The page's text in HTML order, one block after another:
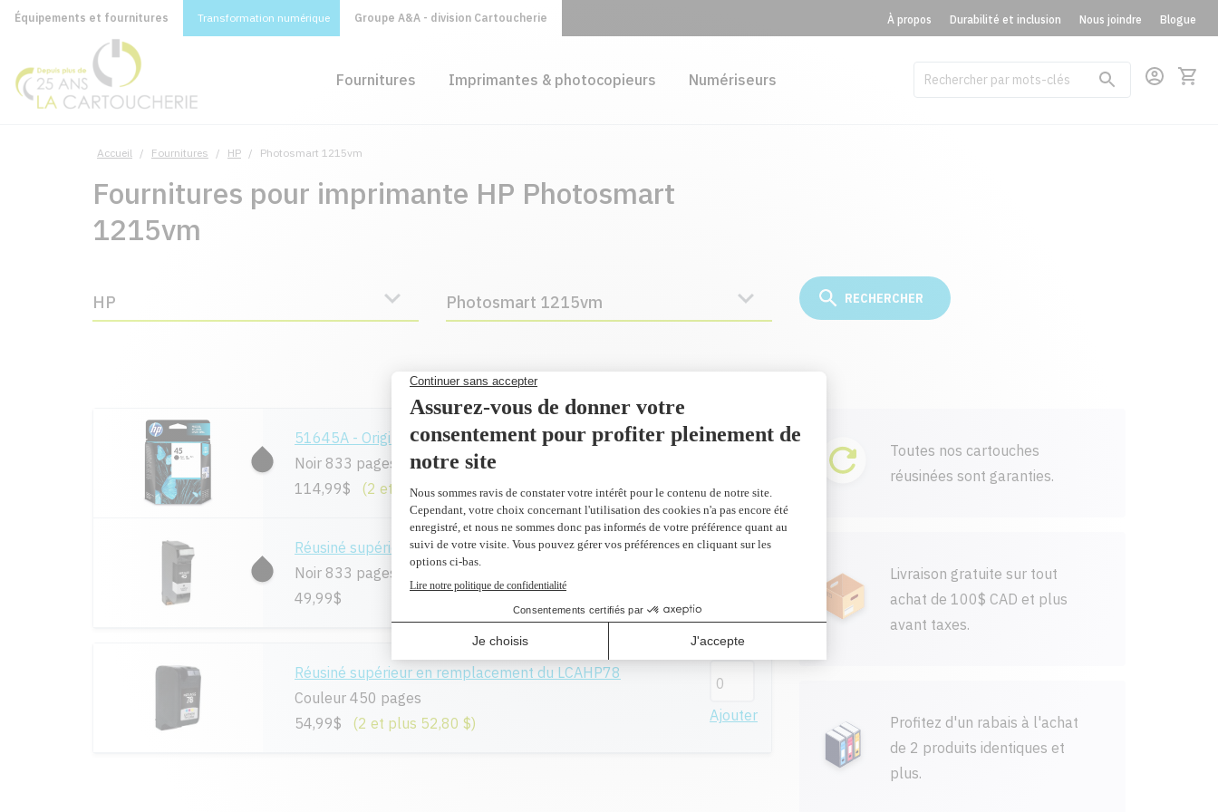
Équipements et fournitures Transformation numérique Groupe A&A - division Cartoucherie À propos Durabilité et inclusion Nous joindre Blogue
Fournitures Imprimantes & photocopieurs Numériseurs
Accueil / Fournitures / HP / Photosmart 1215vm
Fournitures pour imprimante HP Photosmart
1215vm
HP Photosmart 1215vm
51645A - Original
Noir 833 pages
114,99$
(2 et plus 110,20 $)
Réusiné supérieur en remplacement du 51645A
Noir 833 pages
49,99$
Réusiné supérieur en remplacement du LCAHP78
Couleur 450 pages
54,99$
(2 et plus 52,80 $) Ajouter
Toutes nos cartouches
réusinées sont garanties.
Livraison gratuite sur tout
achat de 100$ CAD et plus
avant taxes.
Profitez d'un rabais à l'achat
de 2 produits identiques et
plus.